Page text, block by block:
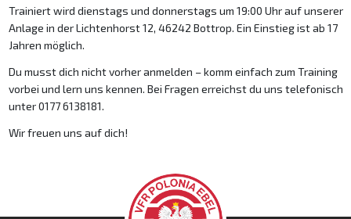
Trainiert wird dienstags und donnerstags um 19:00 Uhr auf unserer
Anlage in der Lichtenhorst 12, 46242 Bottrop. Ein Einstieg ist ab 17
Jahren möglich.
Du musst dich nicht vorher anmelden – komm einfach zum Training
vorbei und lern uns kennen. Bei Fragen erreichst du uns telefonisch
unter 0177 6138181.
Wir freuen uns auf dich!